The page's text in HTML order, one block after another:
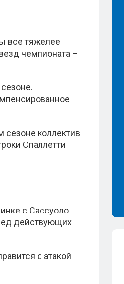
все тяжелее
чемпионата –
сезоне коллектив
Спаллетти
с Сассуоло.
действующих
с атакой